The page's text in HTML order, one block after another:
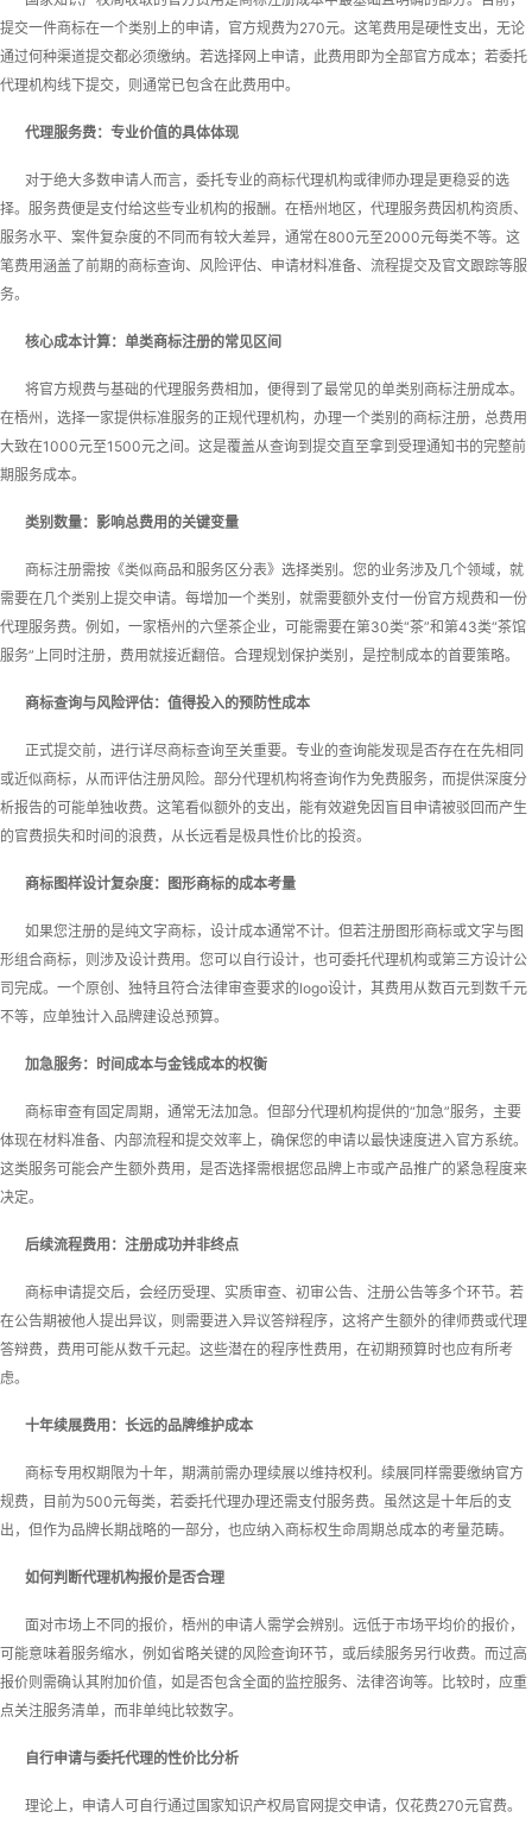
提交一件商标在一个类别上的申请，官方规费为270元。这笔费用是硬性支出，无论
通过何种渠道提交都必须缴纳。若选择网上申请，此费用即为全部官方成本；若委托
代理机构线下提交，则通常已包含在此费用中。
代理服务费：专业价值的具体体现
对于绝大多数申请人而言，委托专业的商标代理机构或律师办理是更稳妥的选
择。服务费便是支付给这些专业机构的报酬。在梧州地区，代理服务费因机构资质、
服务水平、案件复杂度的不同而有较大差异，通常在800元至2000元每类不等。这
笔费用涵盖了前期的商标查询、风险评估、申请材料准备、流程提交及官文跟踪等服
务。
核心成本计算：单类商标注册的常见区间
将官方规费与基础的代理服务费相加，便得到了最常见的单类别商标注册成本。
在梧州，选择一家提供标准服务的正规代理机构，办理一个类别的商标注册，总费用
大致在1000元至1500元之间。这是覆盖从查询到提交直至拿到受理通知书的完整前
期服务成本。
类别数量：影响总费用的关键变量
商标注册需按《类似商品和服务区分表》选择类别。您的业务涉及几个领域，就
需要在几个类别上提交申请。每增加一个类别，就需要额外支付一份官方规费和一份
代理服务费。例如，一家梧州的六堡茶企业，可能需要在第30类“茶”和第43类“茶馆
服务”上同时注册，费用就接近翻倍。合理规划保护类别，是控制成本的首要策略。
商标查询与风险评估：值得投入的预防性成本
正式提交前，进行详尽商标查询至关重要。专业的查询能发现是否存在在先相同
或近似商标，从而评估注册风险。部分代理机构将查询作为免费服务，而提供深度分
析报告的可能单独收费。这笔看似额外的支出，能有效避免因盲目申请被驳回而产生
的官费损失和时间的浪费，从长远看是极具性价比的投资。
商标图样设计复杂度：图形商标的成本考量
如果您注册的是纯文字商标，设计成本通常不计。但若注册图形商标或文字与图
形组合商标，则涉及设计费用。您可以自行设计，也可委托代理机构或第三方设计公
司完成。一个原创、独特且符合法律审查要求的logo设计，其费用从数百元到数千元
不等，应单独计入品牌建设总预算。
加急服务：时间成本与金钱成本的权衡
商标审查有固定周期，通常无法加急。但部分代理机构提供的“加急”服务，主要
体现在材料准备、内部流程和提交效率上，确保您的申请以最快速度进入官方系统。
这类服务可能会产生额外费用，是否选择需根据您品牌上市或产品推广的紧急程度来
决定。
后续流程费用：注册成功并非终点
商标申请提交后，会经历受理、实质审查、初审公告、注册公告等多个环节。若
在公告期被他人提出异议，则需要进入异议答辩程序，这将产生额外的律师费或代理
答辩费，费用可能从数千元起。这些潜在的程序性费用，在初期预算时也应有所考
虑。
十年续展费用：长远的品牌维护成本
商标专用权期限为十年，期满前需办理续展以维持权利。续展同样需要缴纳官方
规费，目前为500元每类，若委托代理办理还需支付服务费。虽然这是十年后的支
出，但作为品牌长期战略的一部分，也应纳入商标权生命周期总成本的考量范畴。
如何判断代理机构报价是否合理
面对市场上不同的报价，梧州的申请人需学会辨别。远低于市场平均价的报价，
可能意味着服务缩水，例如省略关键的风险查询环节，或后续服务另行收费。而过高
报价则需确认其附加价值，如是否包含全面的监控服务、法律咨询等。比较时，应重
点关注服务清单，而非单纯比较数字。
自行申请与委托代理的性价比分析
理论上，申请人可自行通过国家知识产权局官网提交申请，仅花费270元官费。